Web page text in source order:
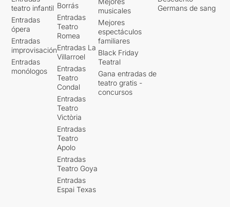
teatro infantil
Entradas
ópera
Entradas
improvisación
Entradas
monólogos
Borrás
Entradas
Teatro
Romea
Entradas La
Villarroel
Entradas
Teatro
Condal
Entradas
Teatro
Victòria
Entradas
Teatro
Apolo
Entradas
Teatro Goya
Entradas
Espai Texas
musicales
Mejores
espectáculos
familiares
Black Friday
Teatral
Gana entradas de
teatro gratis -
concursos
Germans de sang